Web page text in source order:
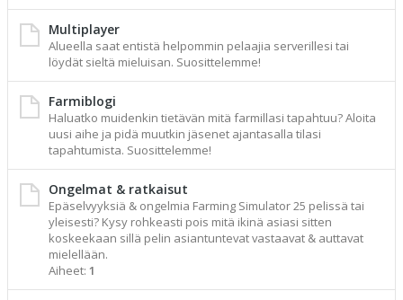
Multiplayer
Alueella saat entistä helpommin pelaajia serverillesi tai
löydät sieltä mieluisan. Suosittelemme!
Farmiblogi
Haluatko muidenkin tietävän mitä farmillasi tapahtuu? Aloita
uusi aihe ja pidä muutkin jäsenet ajantasalla tilasi
tapahtumista. Suosittelemme!
Ongelmat & ratkaisut
Epäselvyyksiä & ongelmia Farming Simulator 25 pelissä tai
yleisesti? Kysy rohkeasti pois mitä ikinä asiasi sitten
koskeekaan sillä pelin asiantuntevat vastaavat & auttavat
mielellään.
Aiheet: 1